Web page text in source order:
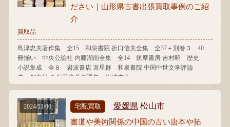
ださい｜山形県古書出張買取事例のご紹
介
買取品
島津忠夫著作集 全15 和泉書院 折口信夫全集 全37＋別巻３ 40
冊揃い 中央公論社 内藤湖南全集 全14 筑摩書房 吉村昭 歴史
小説集成 全８ 岩波書店 遊星群 和泉書院 中国中世文学評論
史 創文社 久保田淳著作選集 岩波書店
宅配買取 愛媛県 松山市
書道や美術関係の中国の古い唐本や拓
2024/11/06